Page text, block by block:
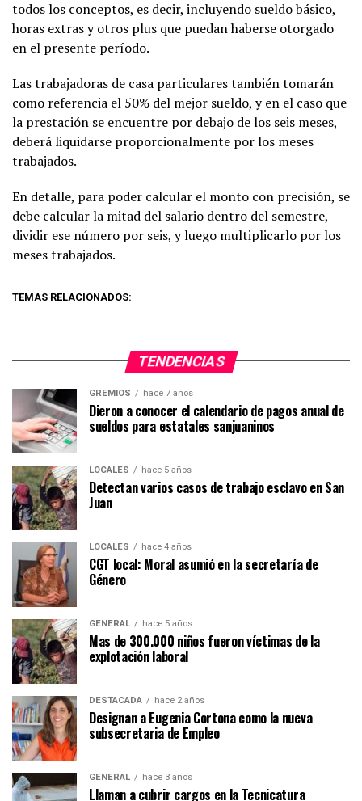
todos los conceptos, es decir, incluyendo sueldo básico,
horas extras y otros plus que puedan haberse otorgado
en el presente período.
Las trabajadoras de casa particulares también tomarán
como referencia el 50% del mejor sueldo, y en el caso que
la prestación se encuentre por debajo de los seis meses,
deberá liquidarse proporcionalmente por los meses
trabajados.
En detalle, para poder calcular el monto con precisión, se
debe calcular la mitad del salario dentro del semestre,
dividir ese número por seis, y luego multiplicarlo por los
meses trabajados.
TEMAS RELACIONADOS:
TENDENCIAS
GREMIOS hace 7 años
Dieron a conocer el calendario de pagos anual de
sueldos para estatales sanjuaninos
LOCALES hace 5 años
Detectan varios casos de trabajo esclavo en San
Juan
LOCALES hace 4 años
CGT local: Moral asumió en la secretaría de
Género
GENERAL hace 5 años
Mas de 300.000 niños fueron víctimas de la
explotación laboral
DESTACADA hace 2 años
Designan a Eugenia Cortona como la nueva
subsecretaria de Empleo
GENERAL hace 3 años
Llaman a cubrir cargos en la Tecnicatura